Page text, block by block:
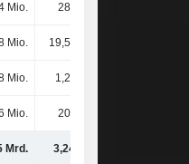
Mio. 284 Mio.
Mio. 19,59 Mio.
Mio. 1,24 Mio.
Mio. 202 Mio.
Mrd. 3,24 Mrd.